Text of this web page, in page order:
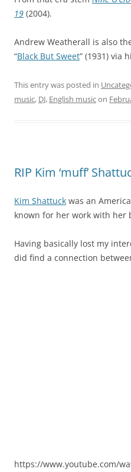
19 (2004).
Andrew Weatherall is also
“Black But Sweet” (1931) via
This entry was posted in
music, DJ, English musicon
RIP Kim ‘muff’
Kim Shattuck was an
known for her work with her
Having basically lost my
did find a connection
https://www.youtube.com/